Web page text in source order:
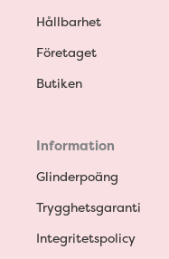
Hållbarhet
Företaget
Butiken
Information
Glinderpoäng
Trygghetsgaranti
Integritetspolicy